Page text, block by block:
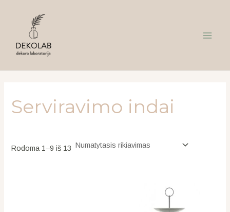
Serviravimo indai
Rodoma 1–9 iš 13